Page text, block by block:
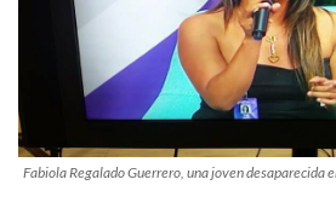
Fabiola Regalado Guerrero, una joven desaparecida